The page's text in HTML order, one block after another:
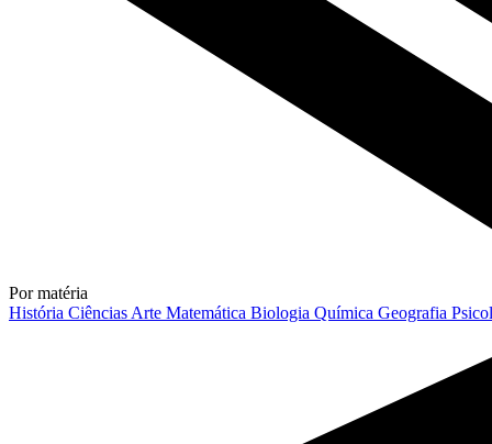
Por matéria
História Ciências Arte Matemática Biologia Química Geografia